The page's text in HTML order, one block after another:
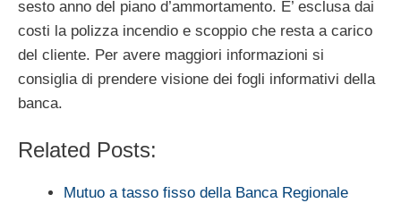
sesto anno del piano d’ammortamento. E’ esclusa dai
costi la polizza incendio e scoppio che resta a carico
del cliente. Per avere maggiori informazioni si
consiglia di prendere visione dei fogli informativi della
banca.
Related Posts:
Mutuo a tasso fisso della Banca Regionale